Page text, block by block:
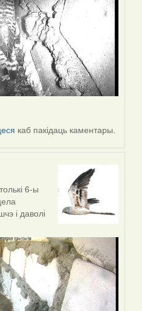
каб пакідаць каментары.
6-ы
і даволі